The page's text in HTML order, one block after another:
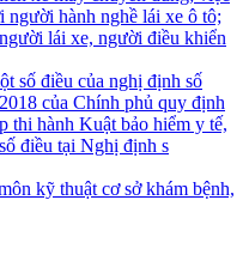
hành nghề lái xe ô tô;
lái xe, người điều khiển
số điều của nghị định số
của Chính phủ quy định
thi hành Kuật bảo hiểm y tế,
điều tại Nghị định s
kỹ thuật cơ sở khám bệnh,